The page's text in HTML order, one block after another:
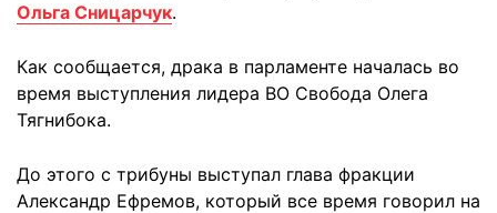
Ольга Сницарчук.
Как сообщается, драка в парламенте началась во
время выступления лидера ВО Свобода Олега
Тягнибока.
До этого с трибуны выступал глава фракции
Александр Ефремов, который все время говорил на